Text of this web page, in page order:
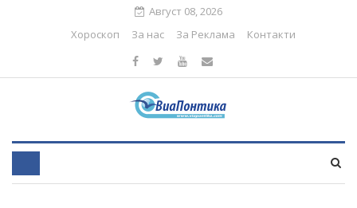
Август 08, 2026
Хороскоп
За нас За Реклама Контакти